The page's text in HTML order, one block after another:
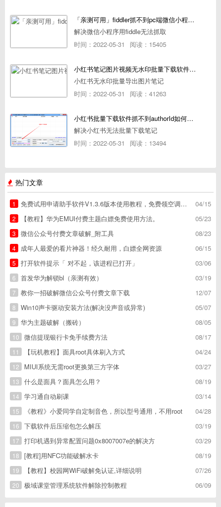
「亲测可用」fiddler抓不到pc端微信小程序包解决方案
解决微信小程序用fiddle无法抓取
时间：2022-05-31
阅读：15405
小红书笔记图片视频无水印批量下载软件使用教程
小红书无水印批量导出图片笔记
时间：2022-05-31
阅读：41263
小红书批量下载软件抓不到authorId如何解决
解决小红书无法批量下载笔记
时间：2022-05-31
阅读：13494
热门文章
04/15
1
免费试用申请助手软件V1.3.6版本使用教程，免费领空调冰箱，附下载地址
05/23
2
【教程】华为EMUI付费主题白嫖免费使用方法。
08/23
3
微信公众号付费文章破解_附工具
06/15
4
成年人最爱的看片神器！经久耐用，白嫖全网资源
03/06
5
打开软件提示「 对不起，该进程已打开」
03/19
6
首发华为解锁bl（亲测有效）
12/07
7
教你一招破解微信公众号付费文章下载
05/07
8
Win10声卡驱动安装方法(解决没声音或异常)
08/05
9
华为主题破解（搬砖）
08/17
10
微信提现银行卡免手续费方法
04/24
11
【玩机教程】面具root具体刷入方式
03/27
12
MIUI系统无需root更换第三方字体
08/19
13
什么是面具？面具怎么用？
03/14
14
学习通自动刷课
04/28
15
《教程》小爱同学自定制音色，所以型号通用，不用root
03/19
16
下载软件后压缩包怎么解压
03/29
17
打印机遇到异常配置问题0x8007007e的解决方
08/19
18
[教程]用NFC功能破解水卡
07/26
19
【教程】校园网WiFi破解免认证,详细说明
06/09
20 极域课堂管理系统软件解除控制教程